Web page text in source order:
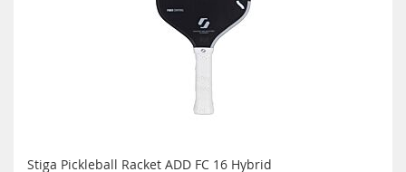
Stiga Pickleball Racket ADD FC 16 Hybrid